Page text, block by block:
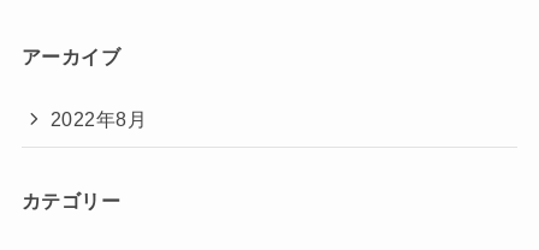
アーカイブ
2022年8月
カテゴリー